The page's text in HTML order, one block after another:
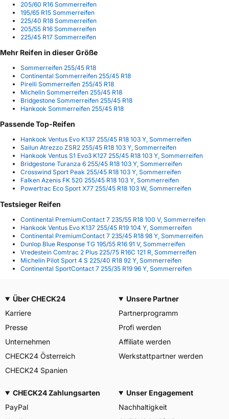
205/60 R16 Sommerreifen
195/65 R15 Sommerreifen
225/40 R18 Sommerreifen
205/55 R16 Sommerreifen
225/45 R17 Sommerreifen
Mehr Reifen in dieser Größe
Sommerreifen 255/45 R18
Continental Sommerreifen 255/45 R18
Pirelli Sommerreifen 255/45 R18
Michelin Sommerreifen 255/45 R18
Bridgestone Sommerreifen 255/45 R18
Hankook Sommerreifen 255/45 R18
Passende Top-Reifen
Hankook Ventus Evo K137 255/45 R18 103 Y, Sommerreifen
Sailun Atrezzo ZSR2 255/45 R18 103 Y, Sommerreifen
Hankook Ventus S1 Evo3 K127 255/45 R18 103 Y, Sommerreifen
Bridgestone Turanza 6 255/45 R18 103 Y, Sommerreifen
Crosswind Sport Peak 255/45 R18 103 Y, Sommerreifen
Falken Azenis FK 520 255/45 R18 103 Y, Sommerreifen
Powertrac Eco Sport X77 255/45 R18 103 W, Sommerreifen
Testsieger Reifen
Continental PremiumContact 7 235/55 R18 100 V, Sommerreifen
Hankook Ventus Evo K137 255/45 R19 104 Y, Sommerreifen
Continental PremiumContact 7 235/45 R18 98 Y, Sommerreifen
Dunlop Blue Response TG 195/55 R16 91 V, Sommerreifen
Vredestein Comtrac 2 Plus 225/75 R16C 121 R, Sommerreifen
Michelin Pilot Sport 4 S 225/40 R18 92 Y, Sommerreifen
Continental SportContact 7 255/35 R19 96 Y, Sommerreifen
Über CHECK24
Karriere
Presse
Unternehmen
CHECK24 Österreich
CHECK24 Spanien
Unsere Partner
Partnerprogramm
Profi werden
Affiliate werden
Werkstattpartner werden
CHECK24 Zahlungsarten
PayPal
Unser Engagement
Nachhaltigkeit